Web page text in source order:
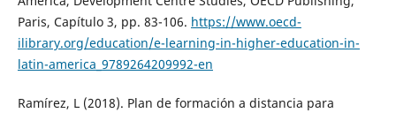
Paris, Capítulo 3, pp. 83-106. https://www.oecd-
ilibrary.org/education/e-learning-in-higher-education-in-
latin-america_9789264209992-en
Ramírez, L (2018). Plan de formación a distancia para